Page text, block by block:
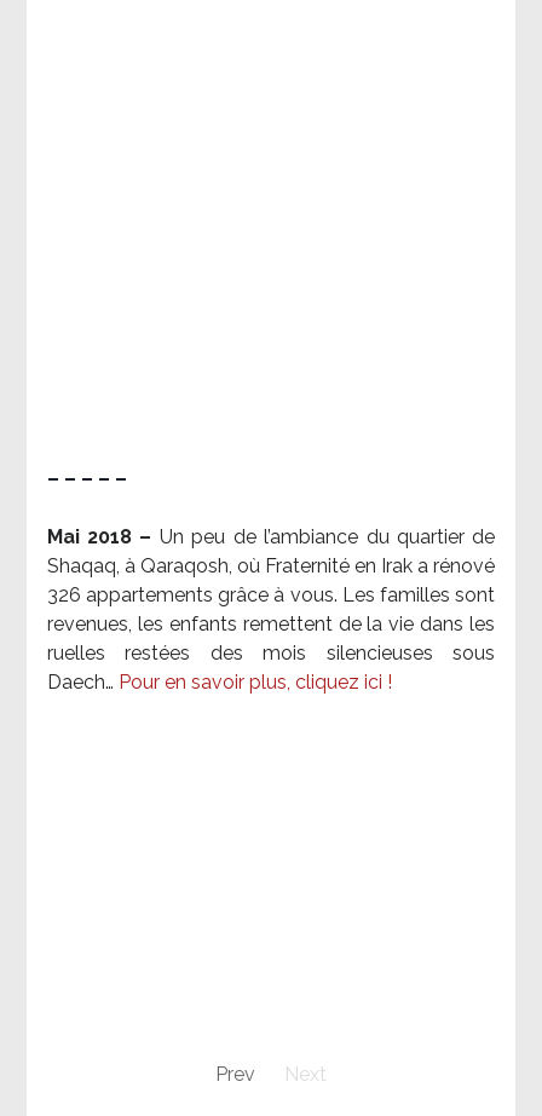
– – – – –
Mai 2018 – Un peu de l’ambiance du quartier de
Shaqaq, à Qaraqosh, où Fraternité en Irak a rénové
326 appartements grâce à vous. Les familles sont
revenues, les enfants remettent de la vie dans les
ruelles restées des mois silencieuses sous
Daech… Pour en savoir plus, cliquez ici !
Prev Next